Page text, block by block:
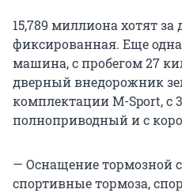
15,789 миллиона хотят за
фиксированная. Еще
машина, с пробегом 27
дверный внедорожник
комплектации M-Sport, с
полноприводный и с
— Оснащение тормозной
спортивные тормоза,